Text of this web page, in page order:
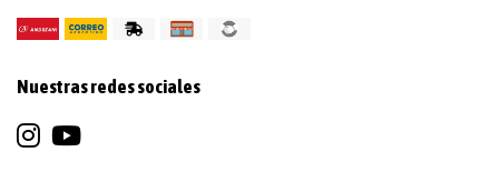
Nuestras redes sociales